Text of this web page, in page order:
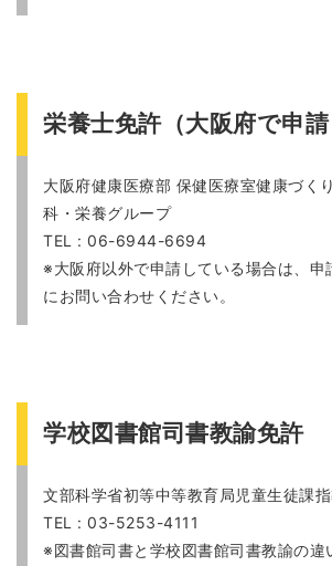
栄養士免許（大阪府で申請
大阪府健康医療部 保健医療室健康づく
科・栄養グループ
TEL : 06-6944-6694
※大阪府以外で申請している場合は、申
にお問い合わせください。
学校図書館司書教諭免許
文部科学省初等中等教育局児童生徒課
TEL : 03-5253-4111
※図書館司書と学校図書館司書教諭の違